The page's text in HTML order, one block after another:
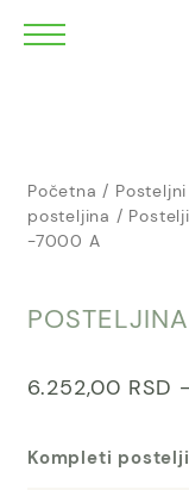
Početna /
posteljina /
-7000 A
6.252,00 RSD
Kompleti